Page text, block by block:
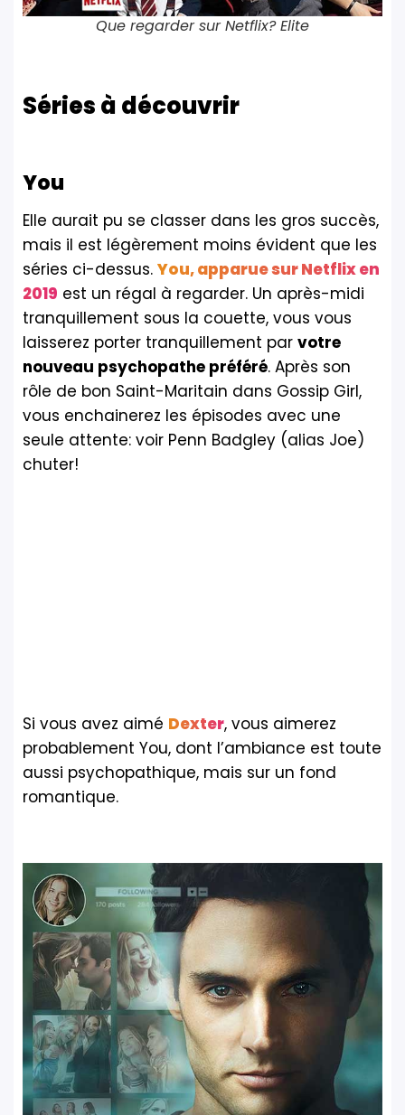
Que regarder sur Netflix? Elite
Séries à découvrir
You
Elle aurait pu se classer dans les gros succès,
mais il est légèrement moins évident que les
séries ci-dessus. You, apparue sur Netflix en
2019 est un régal à regarder. Un après-midi
tranquillement sous la couette, vous vous
laisserez porter tranquillement par votre
nouveau psychopathe préféré. Après son
rôle de bon Saint-Maritain dans Gossip Girl,
vous enchainerez les épisodes avec une
seule attente: voir Penn Badgley (alias Joe)
chuter!
Si vous avez aimé Dexter, vous aimerez
probablement You, dont l’ambiance est toute
aussi psychopathique, mais sur un fond
romantique.